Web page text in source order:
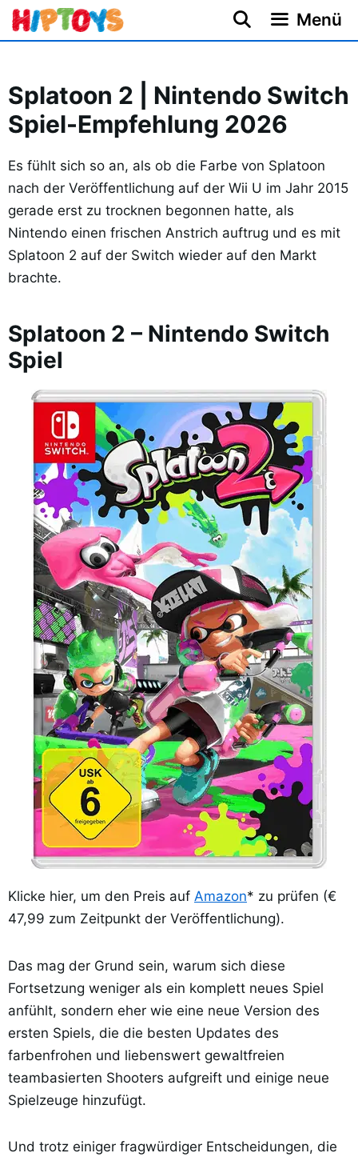
Zum
Inhalt
Menü
Splatoon 2 | Nintendo Switch
Spiel-Empfehlung 2026
Es fühlt sich so an, als ob die Farbe von Splatoon
nach der Veröffentlichung auf der Wii U im Jahr 2015
gerade erst zu trocknen begonnen hatte, als
Nintendo einen frischen Anstrich auftrug und es mit
Splatoon 2 auf der Switch wieder auf den Markt
brachte.
Splatoon 2 – Nintendo Switch
Spiel
Klicke hier, um den Preis auf Amazon* zu prüfen (€
47,99 zum Zeitpunkt der Veröffentlichung).
Das mag der Grund sein, warum sich diese
Fortsetzung weniger als ein komplett neues Spiel
anfühlt, sondern eher wie eine neue Version des
ersten Spiels, die die besten Updates des
farbenfrohen und liebenswert gewaltfreien
teambasierten Shooters aufgreift und einige neue
Spielzeuge hinzufügt.
Und trotz einiger fragwürdiger Entscheidungen, die